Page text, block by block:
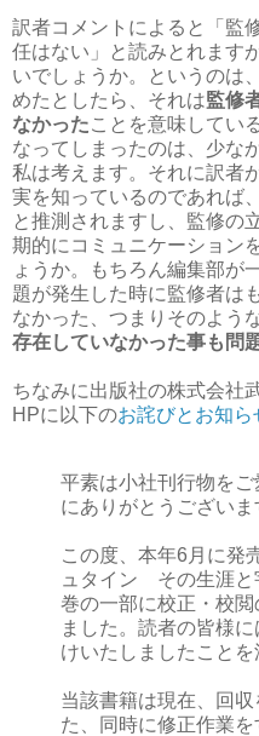
訳者コメントによると「監
任はない」と読みとれます
いでしょうか。というのは
めたとしたら、それは監修
なかったことを意味してい
なってしまったのは、少な
私は考えます。それに訳者
実を知っているのであれば
と推測されますし、監修の
期的にコミュニケーション
ょうか。もちろん編集部が
題が発生した時に監修者は
なかった、つまりそのよう
存在していなかった事も問
ちなみに出版社の株式会社
HPに以下のお詫びとお知ら
平素は小社刊行物を
にありがとうございま
この度、本年6月に発
ュタイン その生涯と
巻の一部に校正・校
ました。読者の皆様
けいたしましたことを
当該書籍は現在、回
た、同時に修正作業